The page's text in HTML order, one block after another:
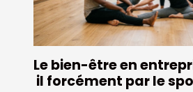
Le bien-être en
il forcément par le